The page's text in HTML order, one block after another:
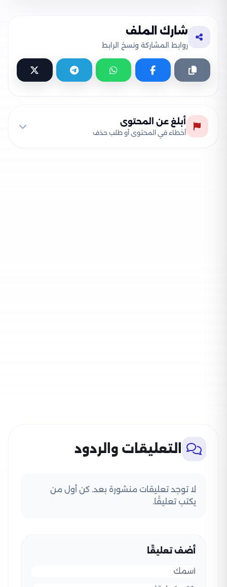
شارك الملف
روابط المشاركة ونسخ الرابط
أبلغ عن المحتوى
أخطاء في المحتوى أو طلب حذف
التعليقات والردود
لا توجد تعليقات منشورة بعد. كن أول من
يكتب تعليقًا.
أضف تعليقًا